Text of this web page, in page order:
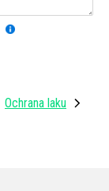
Ochrana laku